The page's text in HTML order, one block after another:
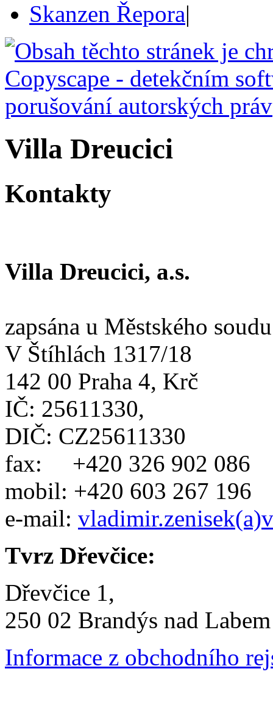
Skanzen Řepora|
Villa Dreucici
Kontakty
Villa Dreucici, a.s.
zapsána u Městského
V Štíhlách 1317/18
142 00 Praha 4, Krč
IČ: 25611330,
DIČ: CZ25611330
fax: +420 326 902 086
mobil: +420 603 267 196
e-mail:
Tvrz Dřevčice:
Dřevčice 1,
250 02 Brandýs nad
Informace z obchodního